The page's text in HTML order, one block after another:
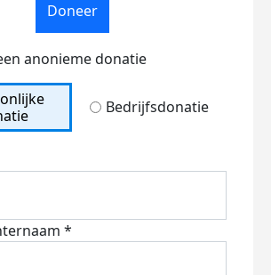
Doneer
anonieme donatie
Bedrijfsdonatie
*